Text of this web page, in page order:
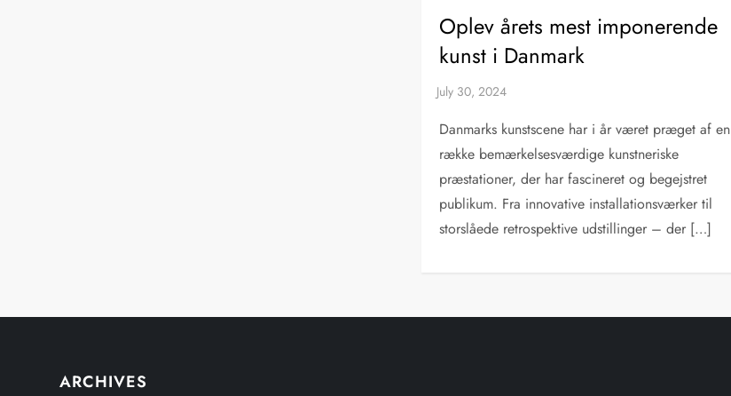
Oplev årets mest imponerende
kunst i Danmark
Danmarks kunstscene har i år været præget af en
række bemærkelsesværdige kunstneriske
præstationer, der har fascineret og begejstret
publikum. Fra innovative installationsværker til
storslåede retrospektive udstillinger – der […]
ARCHIVES